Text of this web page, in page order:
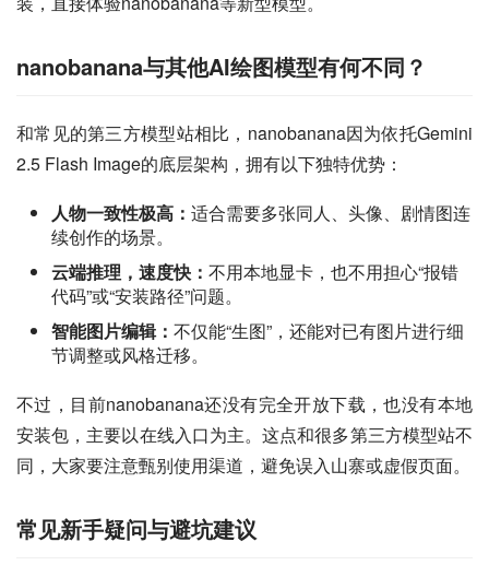
nanobanana与其他AI绘图模型有何不同？
和常见的第三方模型站相比，nanobanana因为依托Gemini
2.5 Flash Image的底层架构，拥有以下独特优势：
人物一致性极高： 适合需要多张同人、头像、剧情图连
续创作的场景。
云端推理，速度快： 不用本地显卡，也不用担心“报错
代码”或“安装路径”问题。
智能图片编辑： 不仅能“生图”，还能对已有图片进行细
节调整或风格迁移。
不过，目前nanobanana还没有完全开放下载，也没有本地
安装包，主要以在线入口为主。这点和很多第三方模型站不
同，大家要注意甄别使用渠道，避免误入山寨或虚假页面。
常见新手疑问与避坑建议